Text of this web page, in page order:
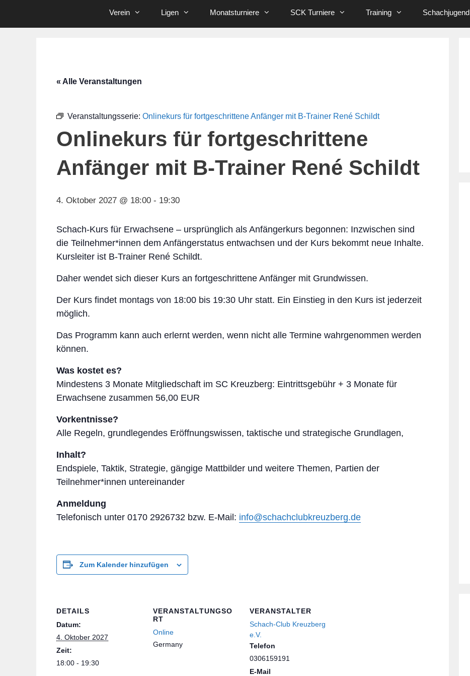
Verein Ligen Monatsturniere SCK Turniere Training Schachjugend
« Alle Veranstaltungen
Veranstaltungsserie: Onlinekurs für fortgeschrittene Anfänger mit B-Trainer René Schildt
Onlinekurs für fortgeschrittene
Anfänger mit B-Trainer René Schildt
4. Oktober 2027 @ 18:00 - 19:30
Schach-Kurs für Erwachsene – ursprünglich als Anfängerkurs begonnen: Inzwischen sind
die Teilnehmer*innen dem Anfängerstatus entwachsen und der Kurs bekommt neue Inhalte.
Kursleiter ist B-Trainer René Schildt.
Daher wendet sich dieser Kurs an fortgeschrittene Anfänger mit Grundwissen.
Der Kurs findet montags von 18:00 bis 19:30 Uhr statt. Ein Einstieg in den Kurs ist jederzeit
möglich.
Das Programm kann auch erlernt werden, wenn nicht alle Termine wahrgenommen werden
können.
Was kostet es?
Mindestens 3 Monate Mitgliedschaft im SC Kreuzberg: Eintrittsgebühr + 3 Monate für
Erwachsene zusammen 56,00 EUR
Vorkentnisse?
Alle Regeln, grundlegendes Eröffnungswissen, taktische und strategische Grundlagen,
Inhalt?
Endspiele, Taktik, Strategie, gängige Mattbilder und weitere Themen, Partien der
Teilnehmer*innen untereinander
Anmeldung
Telefonisch unter 0170 2926732 bzw. E-Mail: info@schachclubkreuzberg.de
Zum Kalender hinzufügen
DETAILS
Datum:
4. Oktober 2027
Zeit:
18:00 - 19:30
VERANSTALTUNGSO
RT
Online
Germany
VERANSTALTER
Schach-Club Kreuzberg
e.V.
Telefon
0306159191
E-Mail